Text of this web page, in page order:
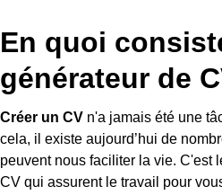
En quoi
générateur de
Créer un CV n'a jamais été une
cela, il existe aujourd’hui de
peuvent nous faciliter la vie. C'est
CV qui assurent le travail pour